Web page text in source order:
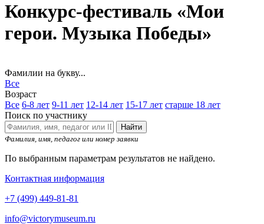
Конкурс-фестиваль «Мои
герои. Музыка Победы»
Фамилии на букву...
Все
Возраст
Все 6-8 лет 9-11 лет 12-14 лет 15-17 лет старше 18 лет
Поиск по участнику
Найти
Фамилия, имя, педагог или номер заявки
По выбранным параметрам результатов не найдено.
Контактная информация
+7 (499) 449-81-81
info@victorymuseum.ru